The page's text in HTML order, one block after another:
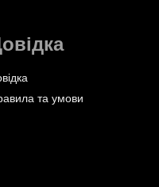
та умови